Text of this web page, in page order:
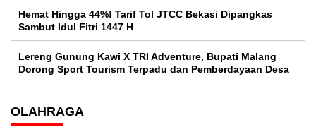
Hemat Hingga 44%! Tarif Tol JTCC Bekasi Dipangkas
Sambut Idul Fitri 1447 H
Lereng Gunung Kawi X TRI Adventure, Bupati Malang
Dorong Sport Tourism Terpadu dan Pemberdayaan Desa
OLAHRAGA